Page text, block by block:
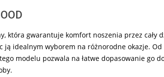
która gwarantuje komfort noszenia przez cały
idealnym wyborem na różnorodne okazje.
modelu pozwala na łatwe dopasowanie go